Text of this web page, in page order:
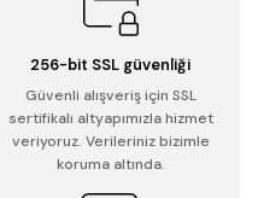
256-bit SSL güvenliği
Güvenli alışveriş için SSL
sertifikalı altyapımızla hizmet
veriyoruz. Verileriniz bizimle
koruma altında.